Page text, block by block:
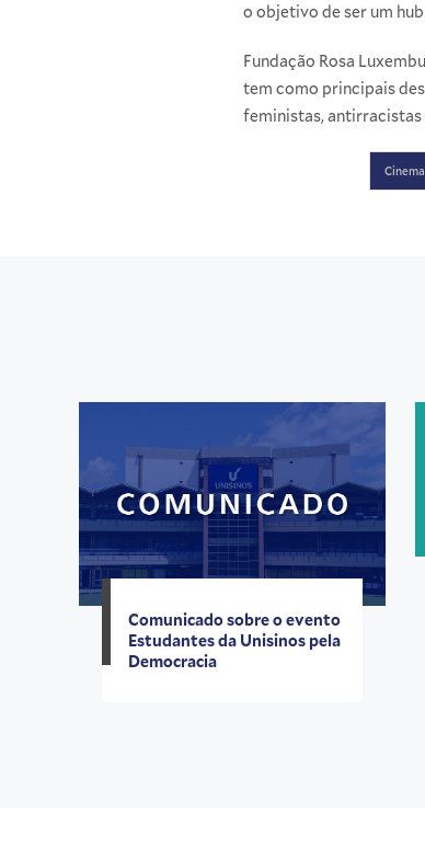
o objetivo de ser um
Fundação Rosa
tem como principais
feministas,
Cinema
Comunicado sobre o evento
Estudantes da Unisinos pela
Democracia